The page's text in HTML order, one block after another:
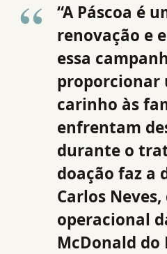
“A Páscoa é
renovação e
essa
proporcionar
carinho às
enfrentam
durante o
doação faz a
Carlos
operacional
McDonald do